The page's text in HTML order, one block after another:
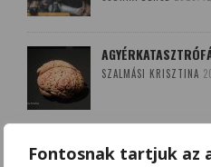
Fontosnak tartjuk az
SZALMÁSI KRISZTINA
A LEKOPOGÁS